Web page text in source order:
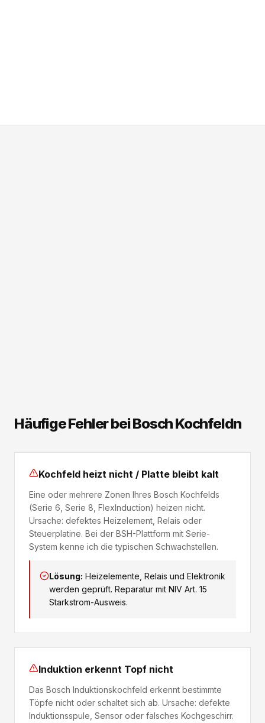
Häufige Fehler bei Bosch Kochfeldn
Kochfeld heizt nicht / Platte bleibt kalt
Eine oder mehrere Zonen Ihres Bosch Kochfelds
(Serie 6, Serie 8, FlexInduction) heizen nicht.
Ursache: defektes Heizelement, Relais oder
Steuerplatine. Bei der BSH-Plattform mit Serie-
System kenne ich die typischen Schwachstellen.
Lösung: Heizelemente, Relais und Elektronik
werden geprüft. Reparatur mit NIV Art. 15
Starkstrom-Ausweis.
Induktion erkennt Topf nicht
Das Bosch Induktionskochfeld erkennt bestimmte
Töpfe nicht oder schaltet sich ab. Ursache: defekte
Induktionsspule, Sensor oder falsches Kochgeschirr.